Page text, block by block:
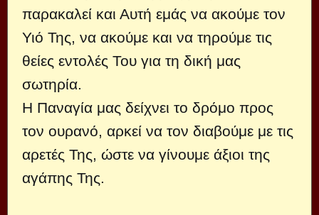
παρακαλεί και Αυτή εμάς να ακούμε τον
Υιό Της, να ακούμε και να τηρούμε τις
θείες εντολές Του για τη δική μας
σωτηρία.
Η Παναγία μας δείχνει το δρόμο προς
τον ουρανό, αρκεί να τον διαβούμε με τις
αρετές Της, ώστε να γίνουμε άξιοι της
αγάπης Της.